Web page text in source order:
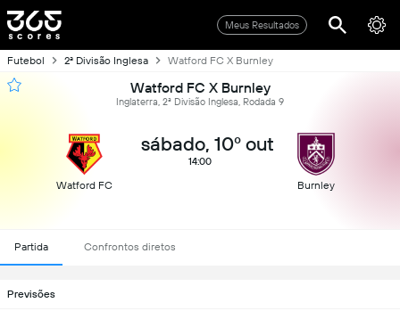
Meus Resultados
Futebol 2ª Divisão Inglesa Watford FC X Burnley
Watford FC X Burnley
Inglaterra, 2ª Divisão Inglesa, Rodada 9
Watford FC
sábado, 10º out
14:00
Burnley
Partida Confrontos diretos
Previsões